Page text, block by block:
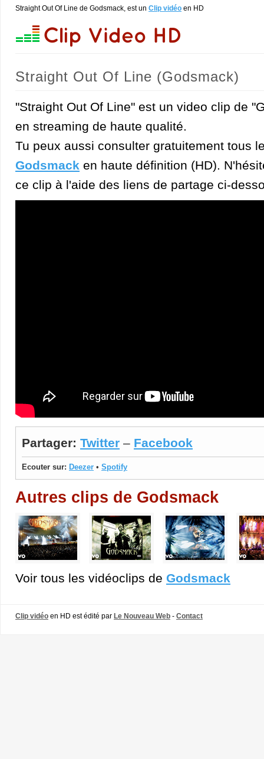
Straight Out Of Line de Godsmack, est un Clip vidéo en HD
Straight Out Of Line (Godsmack)
"Straight Out Of Line" est un video clip de
en streaming de haute qualité.
Tu peux aussi consulter gratuitement tous
Godsmack en haute définition (HD).
ce clip à l'aide des liens de partage ci-
Partager: Twitter – Facebook
Ecouter sur: Deezer • Spotify
Autres clips de Godsmack
Voir tous les vidéoclips de Godsmack
Clip vidéo en HD est édité par Le Nouveau Web - Contact